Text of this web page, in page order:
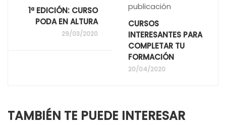
1ª EDICIÓN: CURSO
PODA EN ALTURA
29/03/2020
publicación
CURSOS
INTERESANTES PARA
COMPLETAR TU
FORMACIÓN
20/04/2020
TAMBIÉN TE PUEDE INTERESAR